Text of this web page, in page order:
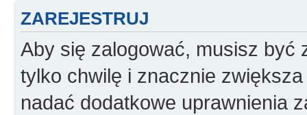
ZAREJESTRUJ
Aby się zalogować, musisz być
tylko chwilę i znacznie
nadać dodatkowe uprawnienia